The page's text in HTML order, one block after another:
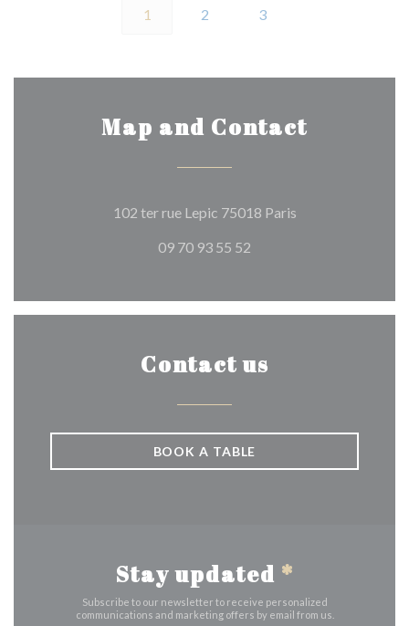
1 2 3
Map and Contact
102 ter rue Lepic 75018 Paris((opens in a new
09 70 93 55 52
Contact us
BOOK A TABLE
Stay updated *
Subscribe to our newsletter to receive personalized
communications and marketing offers by email from us.